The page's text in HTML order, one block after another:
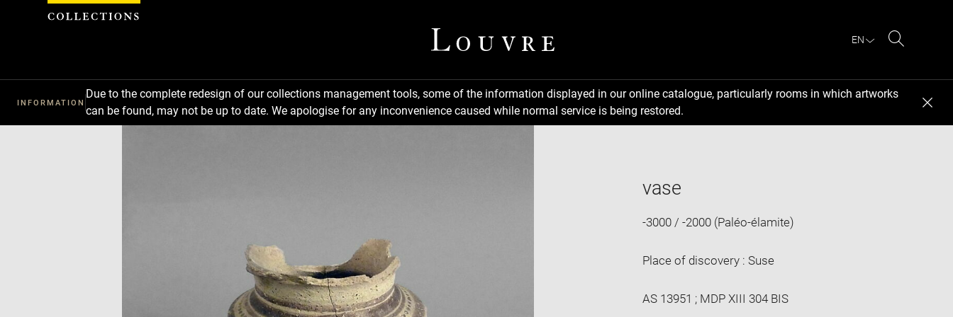
EN
INFORMATION
Due to the complete redesign of our collections management tools, some of the information displayed in our online catalogue, particularly rooms in which artworks
can be found, may not be up to date. We apologise for any inconvenience caused while normal service is being restored.
vase
-3000 / -2000 (Paléo-élamite)
Place of discovery : Suse
AS 13951 ; MDP XIII 304 BIS
Cookies management panel